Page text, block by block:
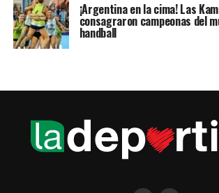
¡Argentina en la cima! Las
consagraron campeonas del
handball